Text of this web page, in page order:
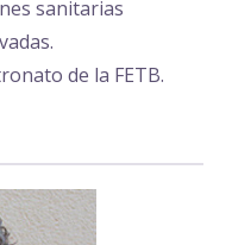
sanitarias
de la FETB.